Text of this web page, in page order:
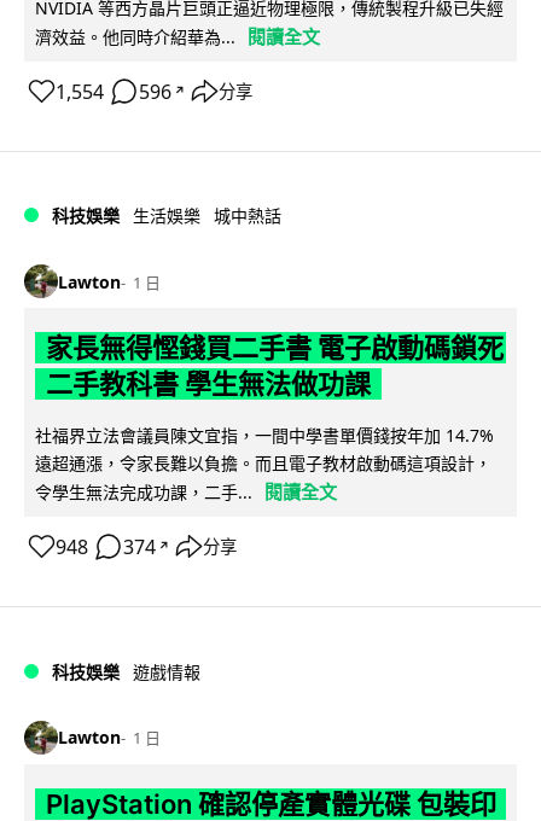
NVIDIA 等西方晶片巨頭正逼近物理極限，傳統製程升級已失經
濟效益。他同時介紹華為...
閱讀全文
1,554 596 ↗ 分享
科技娛樂 生活娛樂 城中熱話
Lawton 1 日
家長無得慳錢買二手書 電子啟動碼鎖死
二手教科書 學生無法做功課
社福界立法會議員陳文宜指，一間中學書單價錢按年加 14.7%
遠超通漲，令家長難以負擔。而且電子教材啟動碼這項設計，
令學生無法完成功課，二手...
閱讀全文
948 374 ↗ 分享
科技娛樂 遊戲情報
Lawton 1 日
PlayStation 確認停產實體光碟 包裝印